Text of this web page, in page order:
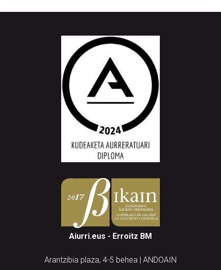
Aiurri.eus - Erroitz BM
Arantzibia plaza, 4-5 behea | ANDOAIN